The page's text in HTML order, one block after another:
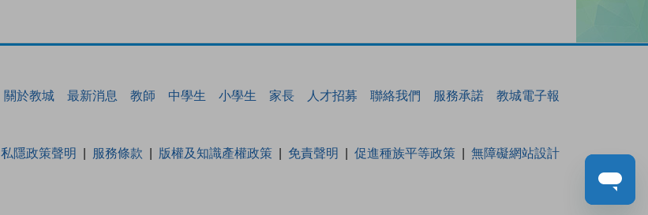
關於教城 最新消息 教師 中學生 小學生 家長 人才招募 聯絡我們 服務承諾 教城電子報
私隱政策聲明 服務條款 版權及知識產權政策 免責聲明 促進種族平等政策 無障礙網站設計